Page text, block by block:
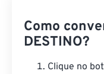
Como
DESTINO?
Clique no